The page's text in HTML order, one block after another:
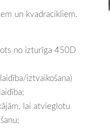
un kvadracikliem.
no izturīga 450D
iztvaikošana)
lai atvieglotu